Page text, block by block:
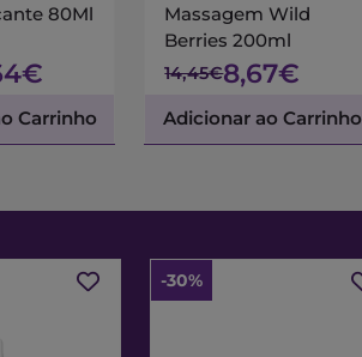
80Ml
Carrinho
Massagem Wild
Berries 200ml
14,45€8,67€
Adicionar ao Carrinho
-30%